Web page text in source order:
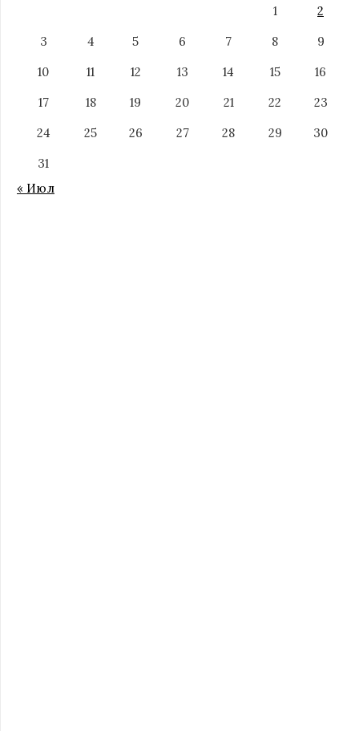
1
2
3
4 5 6 7 8
9
10
11 12 13 14 15
16
17
18 19 20 21 22
23
24
25 26 27 28 29
30
31
« Июл